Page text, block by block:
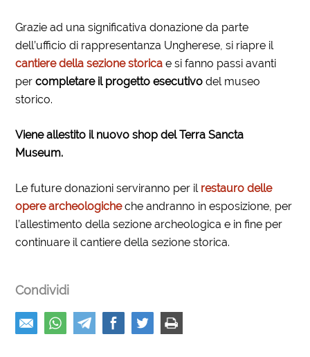
Grazie ad una significativa donazione da parte
dell’ufficio di rappresentanza Ungherese, si riapre il
cantiere della sezione storica e si fanno passi avanti
percompletare il progetto esecutivo del museo
storico.
Viene allestito il nuovo shop del Terra Sancta
Museum.
Le future donazioni serviranno per ilrestauro delle
opere archeologicheche andranno in esposizione, per
l’allestimento della sezione archeologica e in fine per
continuare il cantiere della sezione storica.
Condividi